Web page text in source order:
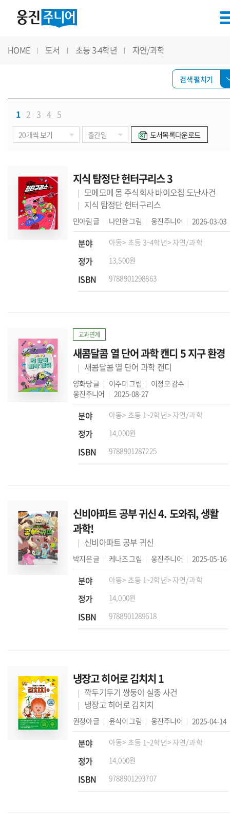
HOME 도서 초등 3-4학년 자연/과학
검색 펼치기
1 2 3 4 5
도서목록다운로드
지식 탐정단 헌터구리스 3
모메모메 몸 주식회사 바이오칩 도난사건
지식 탐정단 헌터구리스
민아림 글 나인완그림 웅진주니어 2026-03-03
분야 아동> 초등 3~4학년> 자연/과학
정가 13,500원
ISBN 9788901298863
교과연계
새콤달콤 열 단어 과학 캔디 5 지구 환경
새콤달콤 열 단어 과학 캔디
양화당글 이주미그림 이정모 감수
웅진주니어
2025-08-27
분야 아동> 초등 1~2학년> 자연/과학
정가 14,000원
ISBN 9788901287225
신비아파트 공부 귀신 4. 도와줘, 생활
과학!
신비아파트 공부 귀신
박지은글 케나즈그림 웅진주니어 2025-05-16
분야 아동> 초등 1~2학년> 자연/과학
정가 14,000원
ISBN 9788901289618
냉장고 히어로 김치치 1
깍두기두기 쌍둥이 실종 사건
냉장고 히어로 김치치
권정아글 윤식이그림 웅진주니어 2025-04-14
분야 아동> 초등 1~2학년> 자연/과학
정가 14,000원
ISBN 9788901293707